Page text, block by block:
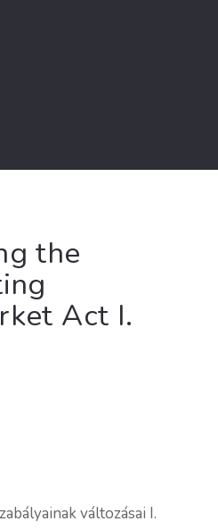
the
Act I.
változásai I.